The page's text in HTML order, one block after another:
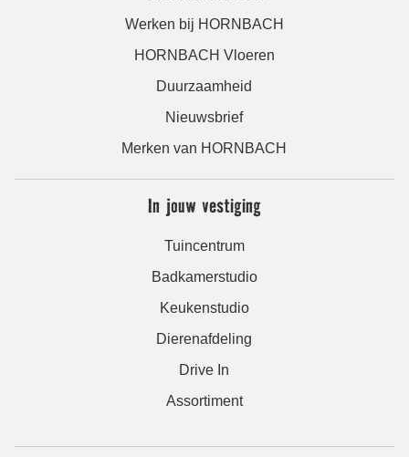
Werken bij HORNBACH
HORNBACH Vloeren
Duurzaamheid
Nieuwsbrief
Merken van HORNBACH
In jouw vestiging
Tuincentrum
Badkamerstudio
Keukenstudio
Dierenafdeling
Drive In
Assortiment